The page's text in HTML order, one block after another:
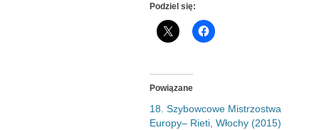
Podziel się:
Powiązane
18. Szybowcowe Mistrzostwa
Europy– Rieti, Włochy (2015)